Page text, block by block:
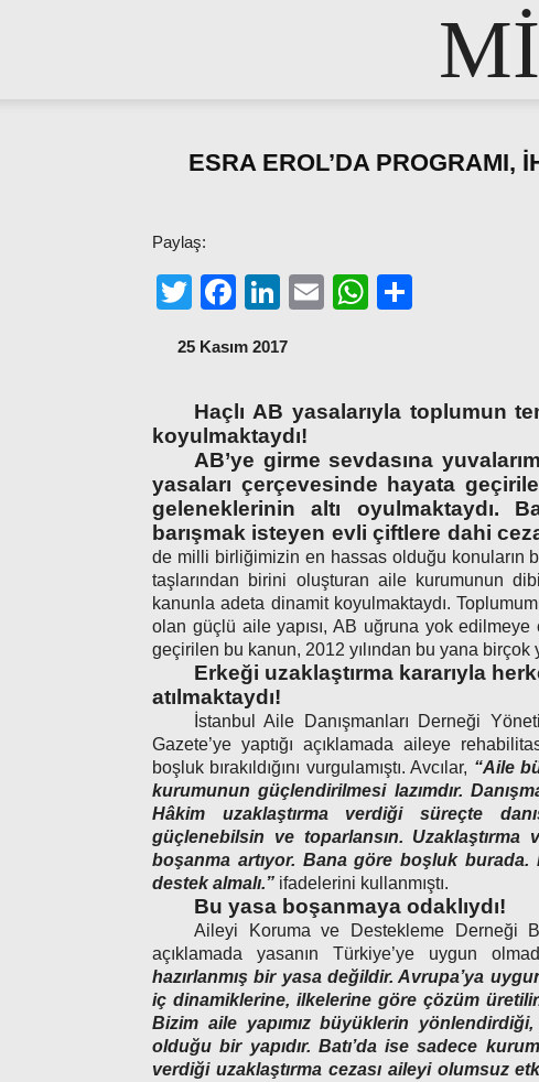
ESRA EROL’DA PROGRAMI,
Paylaş:
TwitterFacebook
LinkedIn
EmailWhatsApp
25 Kasım 2017
Haçlı AB yasalarıyla toplumun
koyulmaktaydı!
AB’ye girme sevdasına
yasaları çerçevesinde hayata
geleneklerinin altı oyulmaktaydı.
barışmak isteyen evli çiftlere dahi
de milli birliğimizin en hassas olduğu konuların
taşlarından birini oluşturan aile kurumunun
kanunla adeta dinamit koyulmaktaydı.
olan güçlü aile yapısı, AB uğruna yok edilmeye
geçirilen bu kanun, 2012 yılından bu yana birçok
Erkeği uzaklaştırma kararıyla
atılmaktaydı!
İstanbul Aile Danışmanları Derneği
Gazete’ye yaptığı açıklamada aileye
boşluk bırakıldığını vurgulamıştı. Avcılar, “Aile
kurumunun güçlendirilmesi lazımdır.
Hâkim uzaklaştırma verdiği süreçte
güçlenebilsin ve toparlansın.
boşanma artıyor. Bana göre boşluk
destek almalı.” ifadelerini kullanmıştı.
Bu yasa boşanmaya odaklıydı!
Aileyi Koruma ve Destekleme Derneği
açıklamada yasanın Türkiye’ye uygun
hazırlanmış bir yasa değildir. Avrupa’ya
iç dinamiklerine, ilkelerine göre çözüm
Bizim aile yapımız büyüklerin yönlendirdiği,
olduğu bir yapıdır. Batı’da ise sadece
verdiği uzaklaştırma cezası aileyi olumsuz